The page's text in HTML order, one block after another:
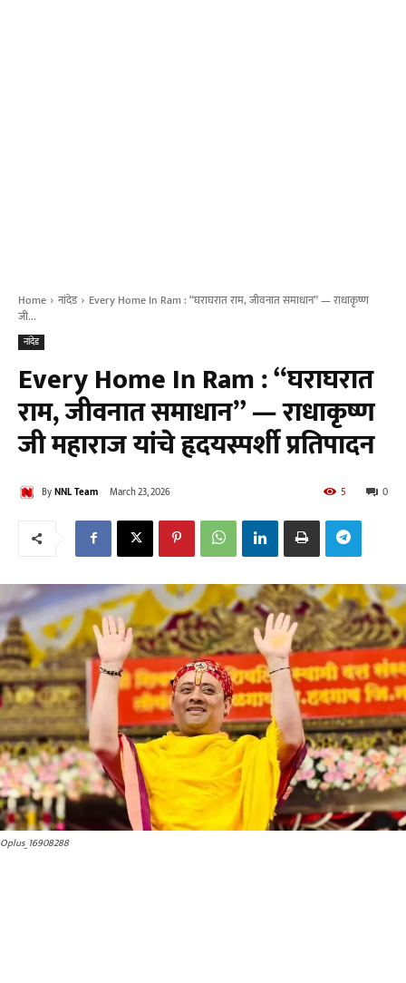
Home नांदेड
Every Home In Ram : “घराघरात राम, जीवनात समाधान” — राधाकृष्ण
जी...
नांदेड
Every Home In Ram : “घराघरात
राम, जीवनात समाधान” — राधाकृष्ण
जी महाराज यांचे हृदयस्पर्शी प्रतिपादन
ByNNL Team March 23, 2026 0
5
Oplus_16908288